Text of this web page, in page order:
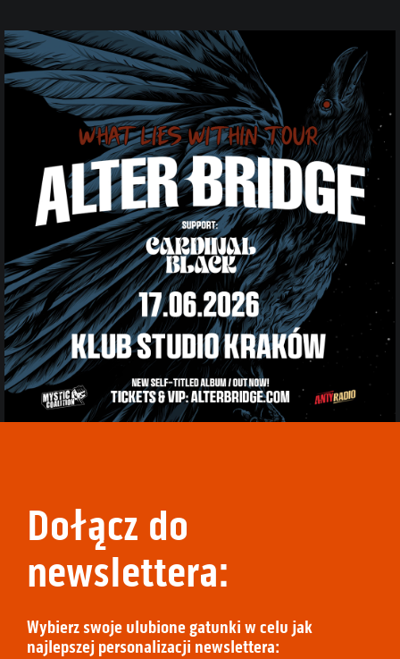
Dołącz do
newslettera:
Wybierz swoje ulubione gatunki w celu jak
najlepszej personalizacji newslettera: